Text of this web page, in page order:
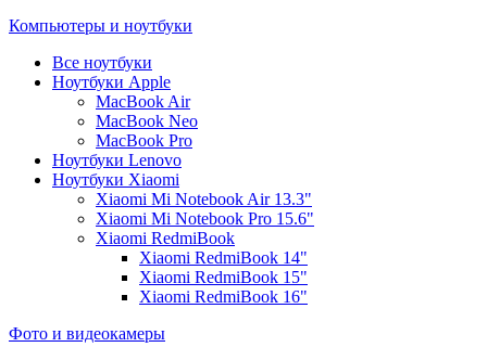
Компьютеры и ноутбуки
Все ноутбуки
Ноутбуки Apple
MacBook Air
MacBook Neo
MacBook Pro
Ноутбуки Lenovo
Ноутбуки Xiaomi
Xiaomi Mi Notebook Air 13.3"
Xiaomi Mi Notebook Pro 15.6"
Xiaomi RedmiBook
Xiaomi RedmiBook 14"
Xiaomi RedmiBook 15"
Xiaomi RedmiBook 16"
Фото и видеокамеры